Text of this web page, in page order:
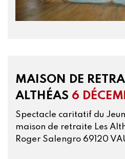
MAISON DE
ALTHÉAS 6
Spectacle caritatif du
maison de retraite Les
Roger Salengro 69120